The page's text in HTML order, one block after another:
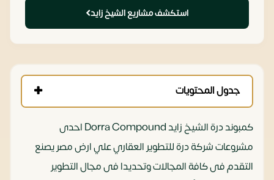
استكشف مشاريع الشيخ زايد
جدول المحتويات
كمبوند درة الشيخ زايد Dorra Compound احدى
مشروعات شركة درة للتطوير العقاري علي ارض مصر يصنع
التقدم فى كافة المجالات وتحديدا فى مجال التطوير